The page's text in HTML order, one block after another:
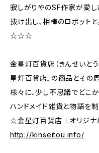
寂しがりやのSF作家が愛し
抜け出し、相棒のロボット
☆☆☆
金星灯百貨店（きんせいとう
星灯百貨店』の商品とその
様々に、少し不思議でどこ
ハンドメイド雑貨と物語を制
☆金星灯百貨店｜オリジ
http://kinseitou.info/